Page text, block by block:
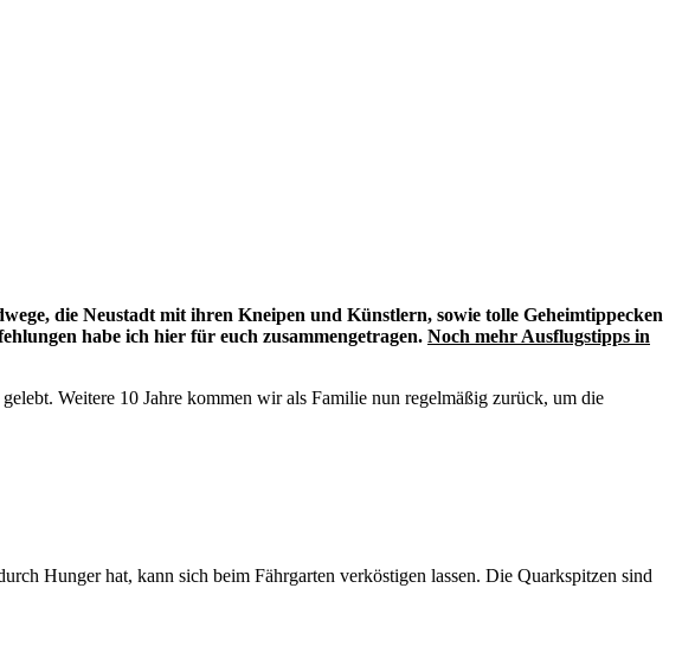
die Neustadt mit ihren Kneipen und Künstlern, sowie tolle Geheimtippecken
habe ich hier für euch zusammengetragen. Noch mehr Ausflugstipps in
Weitere 10 Jahre kommen wir als Familie nun regelmäßig zurück, um die
Hunger hat, kann sich beim Fährgarten verköstigen lassen. Die Quarkspitzen sind